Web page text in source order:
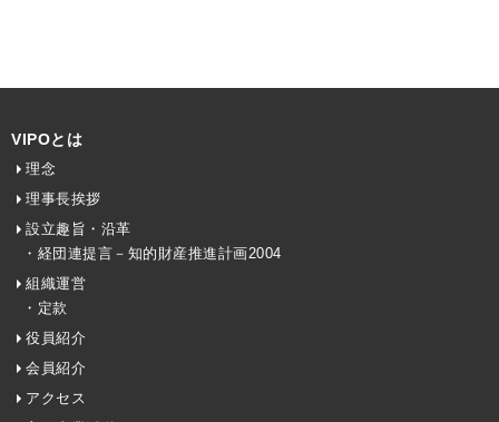
VIPOとは
理念
理事長挨拶
設立趣旨・沿革
・経団連提言－知的財産推進計画2004
組織運営
・定款
役員紹介
会員紹介
アクセス